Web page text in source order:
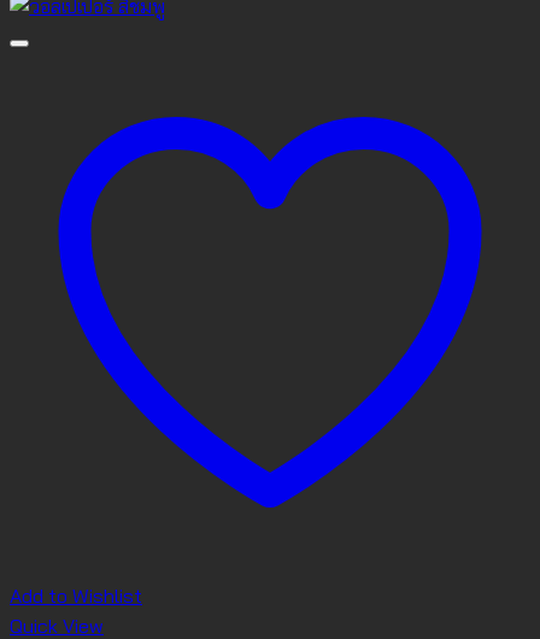
Add to Wishlist
Quick View